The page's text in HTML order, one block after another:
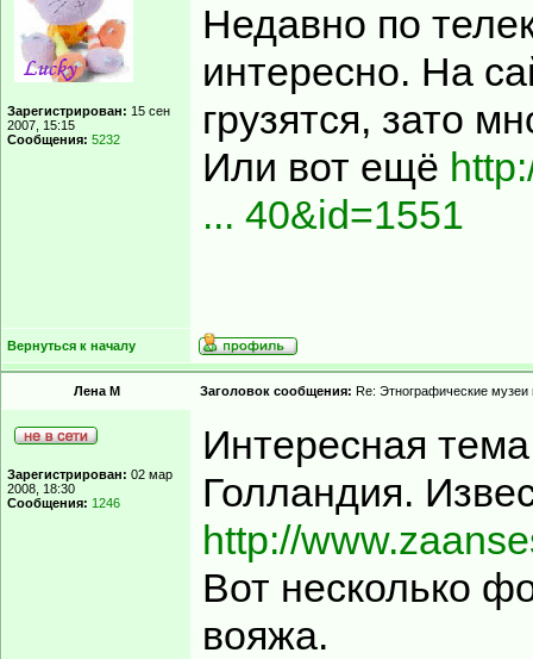
Зарегистрирован: 15 сен
2007, 15:15
Сообщения: 5232
Недавно по
интересно. На
грузятся, зато
Или вот ещё
... 40&id=1551
Вернуться к началу
Лена М Заголовок сообщения: Re: Этнографические
Зарегистрирован: 02 мар
2008, 18:30
Сообщения: 1246
Интересная
Голландия.
http://
Вот несколько
вояжа.